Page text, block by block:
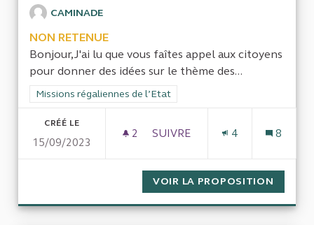
CAMINADE
NON RETENUE
Bonjour,J'ai lu que vous faîtes appel aux citoyens
pour donner des idées sur le thème des...
Filtrer les résultats de la catégorie : Missions régaliennes de
Missions régaliennes de l’Etat
CRÉÉ LE
15/09/2023
2 2 ABONNÉS
SUIVRE
4 8
VOIR LA PROPOSITION